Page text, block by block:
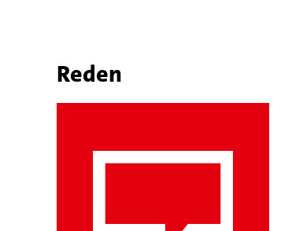
Reden